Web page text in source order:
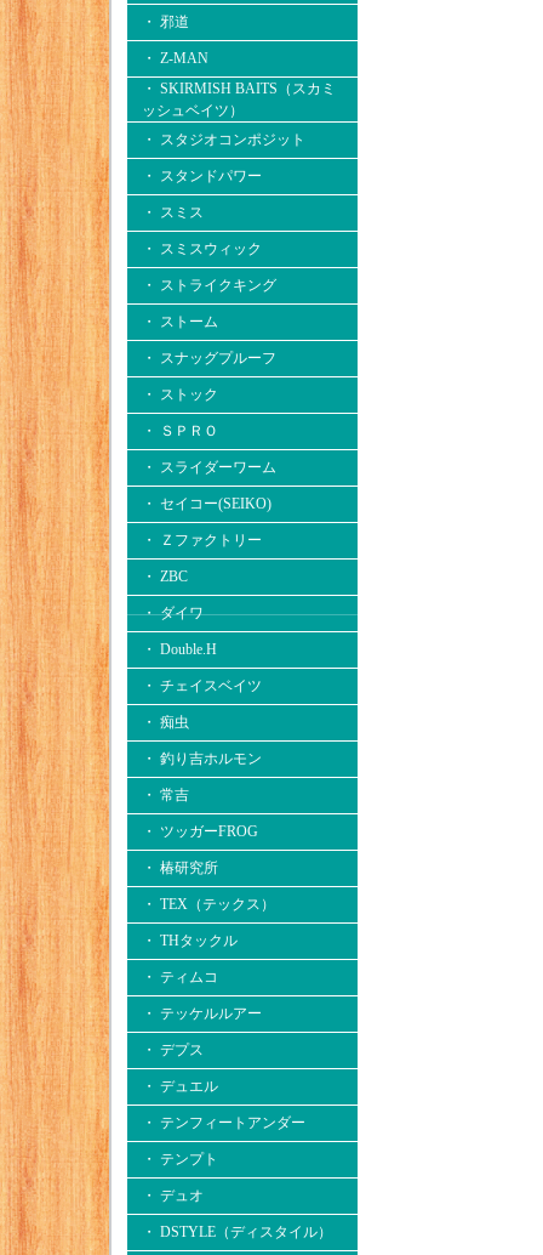
・ 邪道
・ Z-MAN
・ SKIRMISH BAITS（スカミ
ッシュベイツ）
・ スタジオコンポジット
・ スタンドパワー
・ スミス
・ スミスウィック
・ ストライクキング
・ ストーム
・ スナッグプルーフ
・ ストック
・ ＳＰＲＯ
・ スライダーワーム
・ セイコー(SEIKO)
・ Ｚファクトリー
・ ZBC
・ ダイワ
・ Double.H
・ チェイスベイツ
・ 痴虫
・ 釣り吉ホルモン
・ 常吉
・ ツッガーFROG
・ 椿研究所
・ TEX（テックス）
・ THタックル
・ ティムコ
・ テッケルルアー
・ デプス
・ デュエル
・ テンフィートアンダー
・ テンプト
・ デュオ
・ DSTYLE（ディスタイル）